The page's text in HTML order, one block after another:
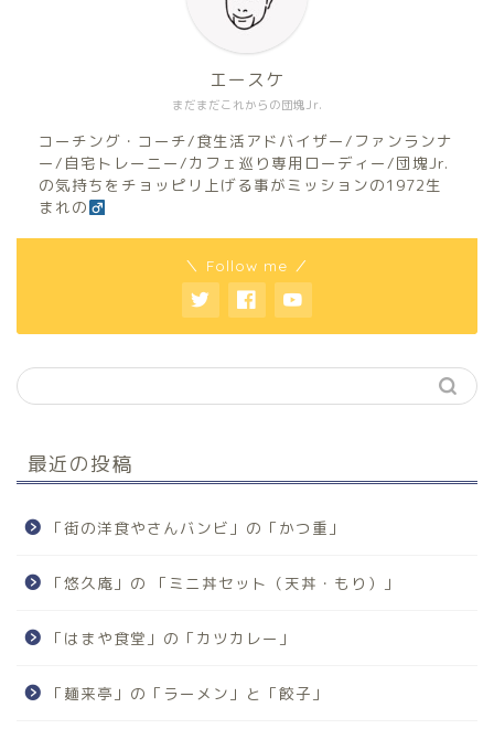
まだまだこれからの団塊Jr.
エースケ
コーチング・コーチ/食生活アドバイザー/ファンランナ
ー/自宅トレーニー/カフェ巡り専用ローディー/団塊Jr.
の気持ちをチョッピリ上げる事がミッションの1972生
まれの
＼ Follow me ／
最近の投稿
「街の洋食やさんバンビ」の「かつ重」
「悠久庵」の 「ミニ丼セット（天丼・もり）」
「はまや食堂」の「カツカレー」
「麺来亭」の「ラーメン」と「餃子」